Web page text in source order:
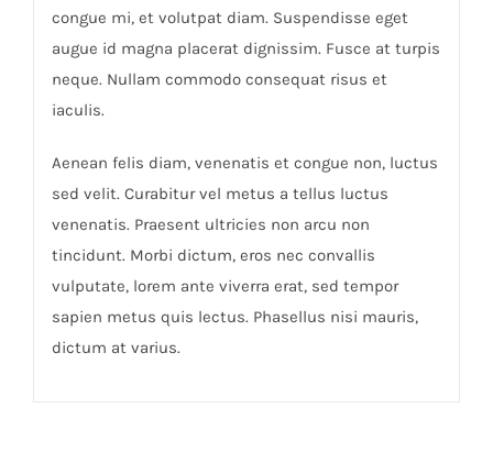
congue mi, et volutpat diam. Suspendisse eget
augue id magna placerat dignissim. Fusce at turpis
neque. Nullam commodo consequat risus et
iaculis.
Aenean felis diam, venenatis et congue non, luctus
sed velit. Curabitur vel metus a tellus luctus
venenatis. Praesent ultricies non arcu non
tincidunt. Morbi dictum, eros nec convallis
vulputate, lorem ante viverra erat, sed tempor
sapien metus quis lectus. Phasellus nisi mauris,
dictum at varius.